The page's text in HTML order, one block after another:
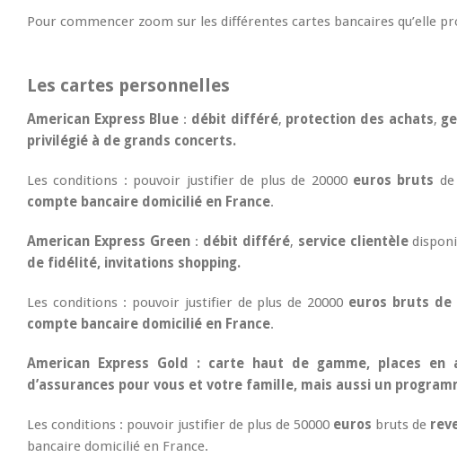
Pour commencer zoom sur les différentes cartes bancaires qu’elle
Les cartes personnelles
American Express Blue : débit différé, protection des achats,
privilégié à de grands concerts.
Les conditions : pouvoir justifier de plus de 20000 euros bruts de
compte bancaire domicilié en France.
American Express Green: débit différé, service clientèle
de fidélité, invitations shopping.
Les conditions : pouvoir justifier de plus de 20000 euros bruts de
compte bancaire domicilié en France.
American Express Gold : carte haut de gamme, places en
d’assurances pour vous et votre famille, mais aussi un
Les conditions : pouvoir justifier de plus de 50000 euros bruts de
bancaire domicilié en France.